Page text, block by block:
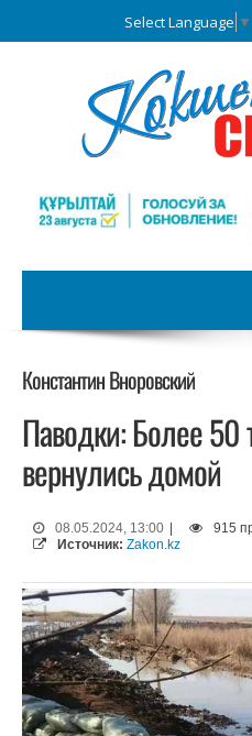
Select Language ▼
Константин Вноровский
Паводки: Более 50
вернулись домой
08.05.2024, 13:00 915
Источник: Zakon.kz